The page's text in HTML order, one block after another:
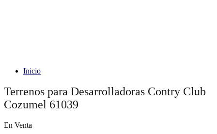
Inicio
Terrenos para Desarrolladoras Contry Club
Cozumel 61039
En Venta